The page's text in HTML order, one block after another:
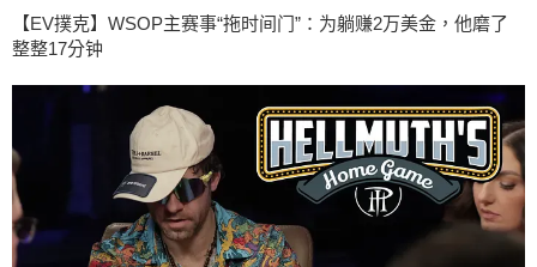
【EV撲克】WSOP主赛事“拖时间门”：为躺赚2万美金，他磨了
整整17分钟